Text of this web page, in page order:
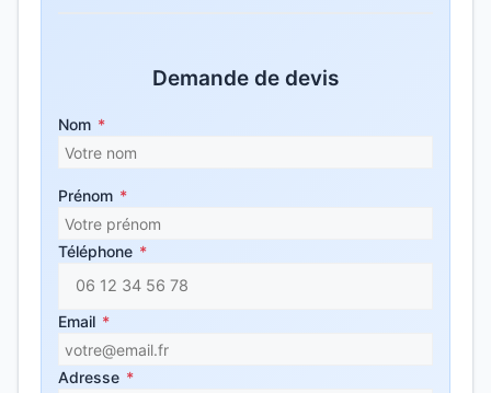
Demande de devis
Nom *
Prénom *
Téléphone *
Email *
Adresse *